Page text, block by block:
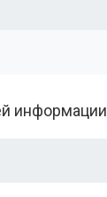
информации